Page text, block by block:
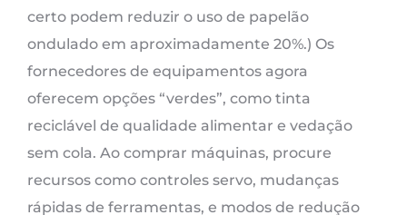
certo podem reduzir o uso de papelão
ondulado em aproximadamente 20%.) Os
fornecedores de equipamentos agora
oferecem opções “verdes”, como tinta
reciclável de qualidade alimentar e vedação
sem cola. Ao comprar máquinas, procure
recursos como controles servo, mudanças
rápidas de ferramentas, e modos de redução